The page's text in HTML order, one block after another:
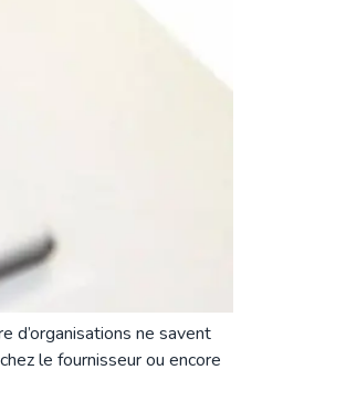
d’organisations ne savent
le fournisseur ou encore